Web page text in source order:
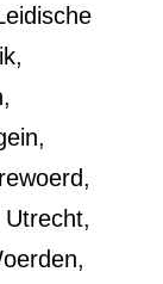
,
,
,
,
Utrecht,
,